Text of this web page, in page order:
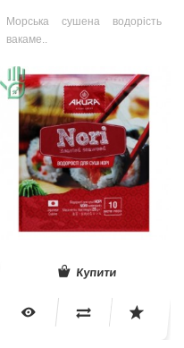
Морська сушена водорість
вакаме..
Купити